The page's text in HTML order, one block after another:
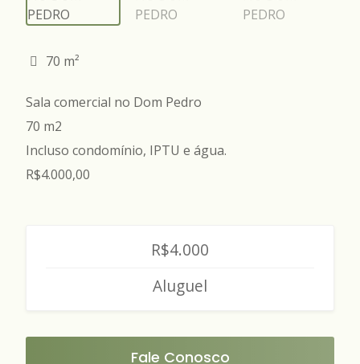
70 m²
Sala comercial no Dom Pedro
70 m2
Incluso condomínio, IPTU e água.
R$4.000,00
R$4.000
Aluguel
Fale Conosco